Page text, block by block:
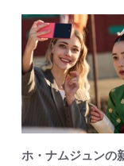
ホ・ナムジュンの